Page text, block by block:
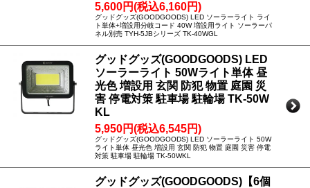
5,600円(税込6,160円)
グッドグッズ(GOODGOODS) LED ソーラーライト ライ
ト単体+増設用分岐コード 40W 増設用ライト ソーラーパ
ネル別売 TYH-5JBシリーズ TK-40WGL
グッドグッズ(GOODGOODS) LED
ソーラーライト 50Wライト単体 昼
光色 増設用 玄関 防犯 物置 庭園 災
害 停電対策 駐車場 駐輪場 TK-50W
KL
5,950円(税込6,545円)
グッドグッズ(GOODGOODS) LED ソーラーライト 50W
ライト単体 昼光色 増設用 玄関 防犯 物置 庭園 災害 停電
対策 駐車場 駐輪場 TK-50WKL
グッドグッズ(GOODGOODS)【6個